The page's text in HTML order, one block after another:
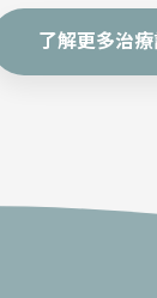
了解更多治